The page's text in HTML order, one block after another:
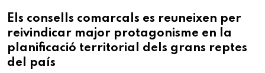
Els consells comarcals es reuneixen per
reivindicar major protagonisme en la
planificació territorial dels grans reptes
del país